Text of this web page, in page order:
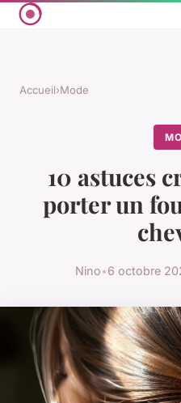
Accueil›Mode
10 astuces
porter un
Nino•6 octobre